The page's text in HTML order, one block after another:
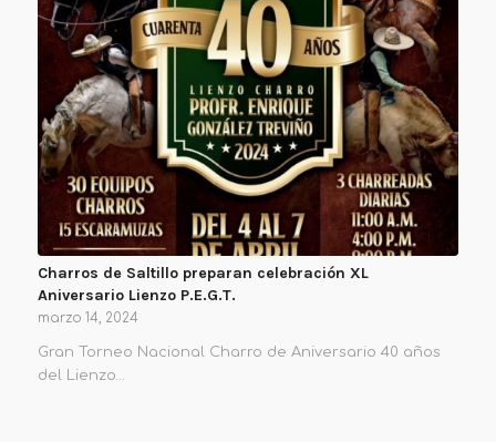
Charros de Saltillo preparan celebración XL
Aniversario Lienzo P.E.G.T.
marzo 14, 2024
Gran Torneo Nacional Charro de Aniversario 40 años
del Lienzo…